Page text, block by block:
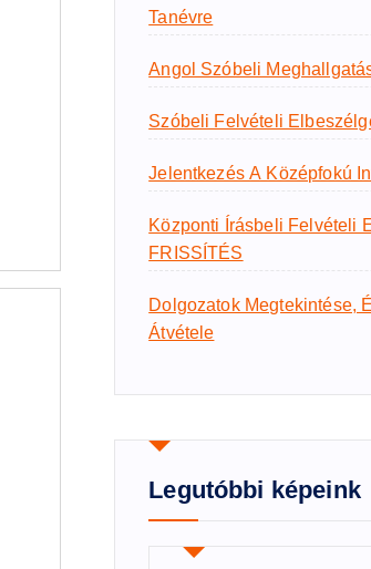
Tanévre
Angol Szóbeli
Szóbeli Felvételi
Jelentkezés A Középfokú
Központi Írásbeli Felvételi
FRISSÍTÉS
Dolgozatok Megtekintése,
Átvétele
Legutóbbi képeink